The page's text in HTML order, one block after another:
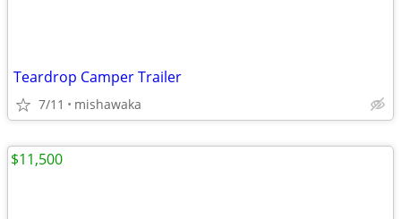
Teardrop Camper Trailer
7/11 mishawaka
$11,500